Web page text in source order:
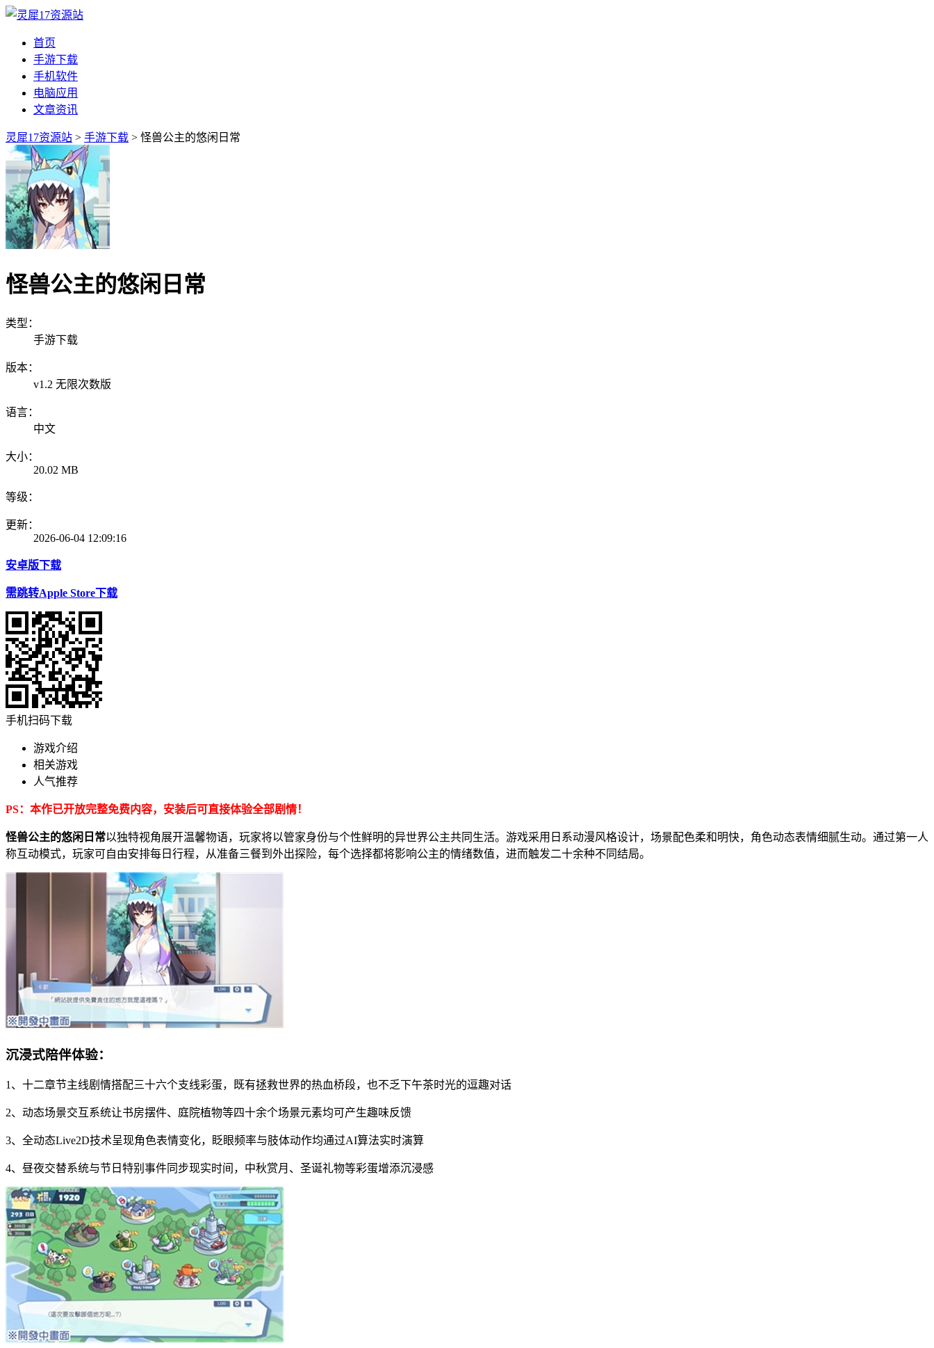
首页
手游下载
手机软件
电脑应用
文章资讯
灵犀17资源站 > 手游下载 > 怪兽公主的悠闲日常
怪兽公主的悠闲日常
类型：
手游下载
版本：
v1.2 无限次数版
语言：
中文
大小：
20.02 MB
等级：
更新：
2026-06-04 12:09:16
安卓版下载
需跳转Apple Store下载
手机扫码下载
游戏介绍
相关游戏
人气推荐
PS：本作已开放完整免费内容，安装后可直接体验全部剧情！
怪兽公主的悠闲日常以独特视角展开温馨物语，玩家将以管家身份与个性鲜明的异世界公主共同生活。游戏采用日系动漫风格设计，场景配色柔和明快，角色动态表情细腻生动。通过第一人
称互动模式，玩家可自由安排每日行程，从准备三餐到外出探险，每个选择都将影响公主的情绪数值，进而触发二十余种不同结局。
沉浸式陪伴体验：
1、十二章节主线剧情搭配三十六个支线彩蛋，既有拯救世界的热血桥段，也不乏下午茶时光的逗趣对话
2、动态场景交互系统让书房摆件、庭院植物等四十余个场景元素均可产生趣味反馈
3、全动态Live2D技术呈现角色表情变化，眨眼频率与肢体动作均通过AI算法实时演算
4、昼夜交替系统与节日特别事件同步现实时间，中秋赏月、圣诞礼物等彩蛋增添沉浸感